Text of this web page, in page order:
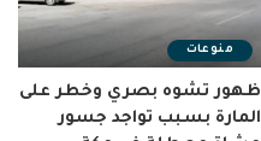
منوعات
ظهور تشوه بصري وخطر على
المارة بسبب تواجد جسور